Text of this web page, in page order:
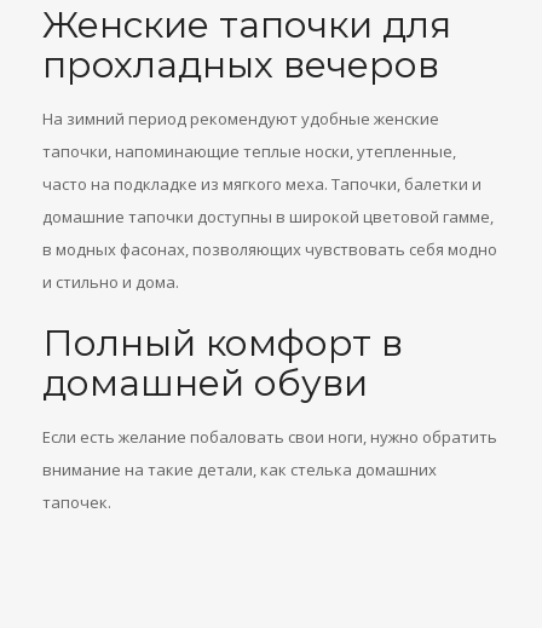
Женские тапочки для
прохладных вечеров
На зимний период рекомендуют удобные женские
тапочки, напоминающие теплые носки, утепленные,
часто на подкладке из мягкого меха. Тапочки, балетки и
домашние тапочки доступны в широкой цветовой гамме,
в модных фасонах, позволяющих чувствовать себя модно
и стильно и дома.
Полный комфорт в
домашней обуви
Если есть желание побаловать свои ноги, нужно обратить
внимание на такие детали, как стелька домашних
тапочек.